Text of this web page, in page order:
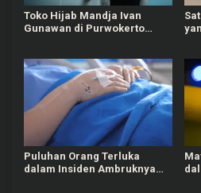
Toko Hijab Mandja Ivan
Gunawan di Purwokerto
Puluhan Orang Terluka
dalam Insiden Ambruknya